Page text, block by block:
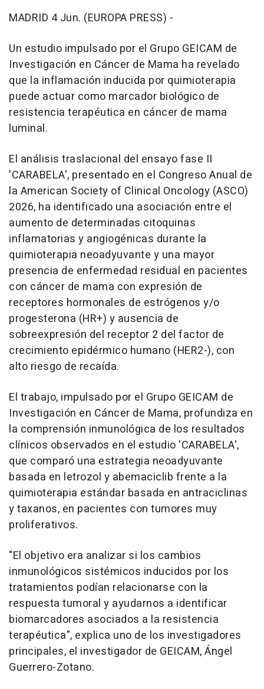
MADRID 4 Jun. (EUROPA PRESS) -
Un estudio impulsado por el Grupo GEICAM de
Investigación en Cáncer de Mama ha revelado
que la inflamación inducida por quimioterapia
puede actuar como marcador biológico de
resistencia terapéutica en cáncer de mama
luminal.
El análisis traslacional del ensayo fase II
'CARABELA', presentado en el Congreso Anual de
la American Society of Clinical Oncology (ASCO)
2026, ha identificado una asociación entre el
aumento de determinadas citoquinas
inflamatorias y angiogénicas durante la
quimioterapia neoadyuvante y una mayor
presencia de enfermedad residual en pacientes
con cáncer de mama con expresión de
receptores hormonales de estrógenos y/o
progesterona (HR+) y ausencia de
sobreexpresión del receptor 2 del factor de
crecimiento epidérmico humano (HER2-), con
alto riesgo de recaída.
El trabajo, impulsado por el Grupo GEICAM de
Investigación en Cáncer de Mama, profundiza en
la comprensión inmunológica de los resultados
clínicos observados en el estudio 'CARABELA',
que comparó una estrategia neoadyuvante
basada en letrozol y abemaciclib frente a la
quimioterapia estándar basada en antraciclinas
y taxanos, en pacientes con tumores muy
proliferativos.
"El objetivo era analizar si los cambios
inmunológicos sistémicos inducidos por los
tratamientos podían relacionarse con la
respuesta tumoral y ayudarnos a identificar
biomarcadores asociados a la resistencia
terapéutica", explica uno de los investigadores
principales, el investigador de GEICAM, Ángel
Guerrero-Zotano.